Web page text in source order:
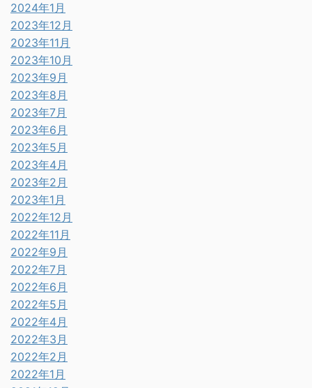
2024年1月
2023年12月
2023年11月
2023年10月
2023年9月
2023年8月
2023年7月
2023年6月
2023年5月
2023年4月
2023年2月
2023年1月
2022年12月
2022年11月
2022年9月
2022年7月
2022年6月
2022年5月
2022年4月
2022年3月
2022年2月
2022年1月